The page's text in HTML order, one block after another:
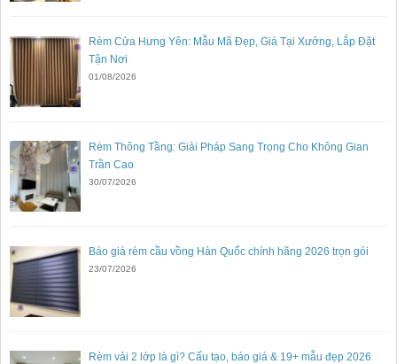
Rèm Cửa Hưng Yên: Mẫu Mã Đẹp, Giá Tại Xưởng, Lắp Đặt
Tận Nơi
01/08/2026
Rèm Thông Tầng: Giải Pháp Sang Trọng Cho Không Gian
Trần Cao
30/07/2026
Báo giá rèm cầu vồng Hàn Quốc chính hãng 2026 trọn gói
23/07/2026
Rèm vải 2 lớp là gì? Cấu tạo, báo giá & 19+ mẫu đẹp 2026